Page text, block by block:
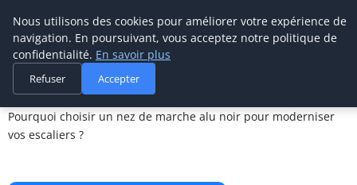
Cabinet De
Management De
Transition
Accueil
Création et développement d'entreprise
Pourquoi choisir un nez de marche alu noir pour moderniser
vos escaliers ?
Nous utilisons des cookies pour améliorer votre expérience de
navigation. En poursuivant, vous acceptez notre politique de
confidentialité. En savoir plus
Refuser Accepter